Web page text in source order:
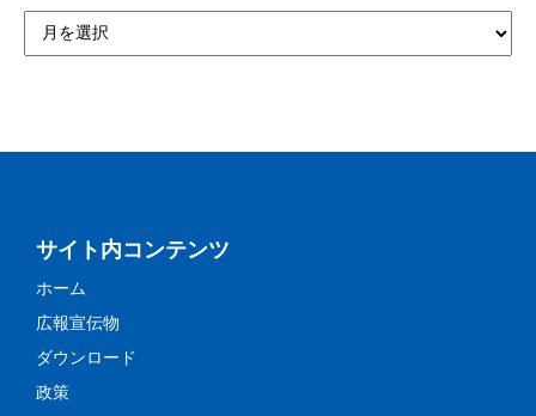
サイト内コンテンツ
ホーム
広報宣伝物
ダウンロード
政策